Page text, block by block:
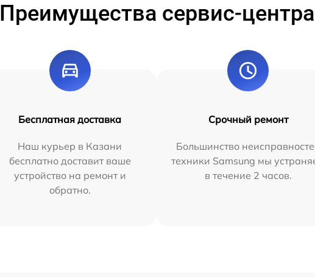
Преимущества сервис-центра
Бесплатная доставка
Наш курьер в Казани
бесплатно доставит ваше
устройство на ремонт и
обратно.
Срочный ремонт
Большинство
техники Samsung мы
в течение 2 часов.